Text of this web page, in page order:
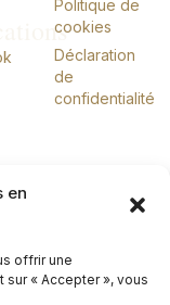
en
offrir une
sur « Accepter », vous
Politique de
cookies
Déclaration
de
confidentialité